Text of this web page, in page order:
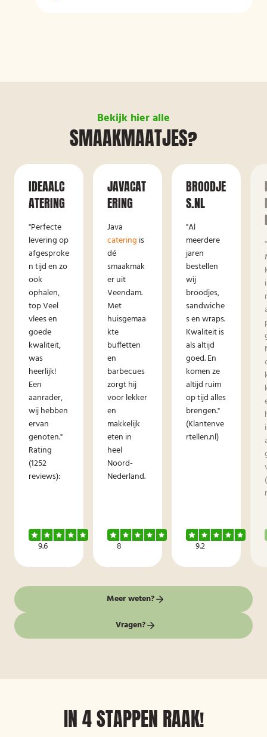
Bekijk hier alle
SMAAKMAATJES?
IDEAALC
ATERING
"Perfecte
levering op
afgesproke
n tijd en zo
ook
ophalen,
top Veel
vlees en
goede
kwaliteit,
was
heerlijk!
Een
aanrader,
wij hebben
ervan
genoten."
Rating
(1252
reviews):
9.6
JAVACAT
ERING
Java
catering is
dé
smaakmak
er uit
Veendam.
Met
huisgemaa
kte
buffetten
en
barbecues
zorgt hij
voor lekker
en
makkelijk
eten in
heel
Noord-
Nederland.
8
BROODJE
S.NL
"Al
meerdere
jaren
bestellen
wij
broodjes,
sandwiche
s en wraps.
Kwaliteit is
als altijd
goed. En
komen ze
altijd ruim
op tijd alles
brengen."
(Klantenve
rtellen.nl)
9.2
Meer weten?
Vragen?
IN 4 STAPPEN RAAK!